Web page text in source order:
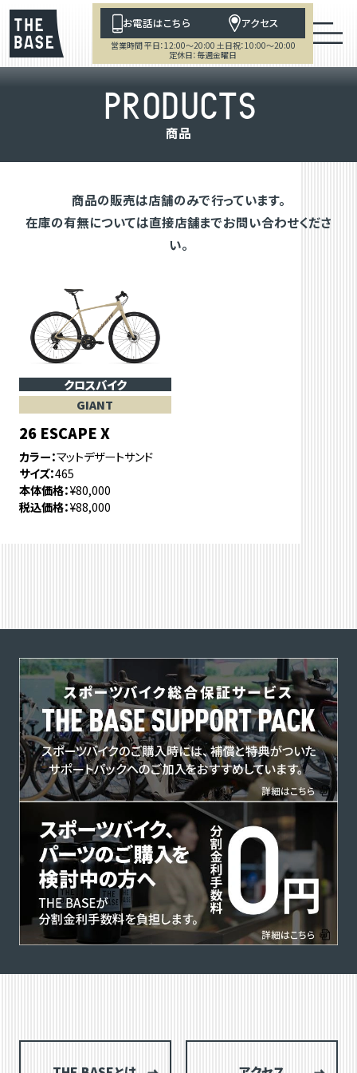
お電話はこちら アクセス
営業時間 平日：12:00～20:00 土日祝：10:00～20:00
定休日：毎週金曜日
PRODUCTS
商品
商品の販売は店舗のみで行っています。
在庫の有無については直接店舗までお問い合わせくださ
い。
クロスバイク
GIANT
26 ESCAPE X
カラー マットデザートサンド
サイズ 465
本体価格 ¥80,000
税込価格 ¥88,000